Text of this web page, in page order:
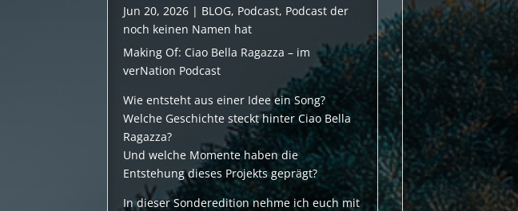
Jun 20, 2026 | BLOG, Podcast, Podcast der
noch keinen Namen hat
Making Of: Ciao Bella Ragazza – im
verNation Podcast
Wie entsteht aus einer Idee ein Song?
Welche Geschichte steckt hinter Ciao Bella
Ragazza?
Und welche Momente haben die
Entstehung dieses Projekts geprägt?
In dieser Sonderedition nehme ich euch mit